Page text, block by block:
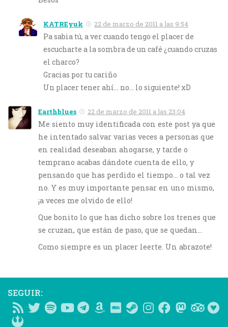
KATREyuk 22 de marzo de 2011 a las 9:54
Pa sabia tú, a ver cuando tengo el placer de
escucharte a la sombra de un café ¿cuando cruzas
el charco?
Gracias por tu cariño
Un placer tener ahí… no… lo siguiente! xD
Earthblues 22 de marzo de 2011 a las 23:04
Me siento muy identificada con este post ya que
he intentado salvar varias veces a personas que
en realidad deseaban ahogarse, y tarde o
temprano acabas dándote cuenta de ello, y
pensando que has perdido el tiempo… o tal vez
no. Y es muy importante pensar en uno mismo,
¡a veces me olvido de ello!
Que bonito lo que has dicho sobre los trenes que
se cruzan, que están de paso, que se quedan…
Como siempre es un placer leerte. Un abrazote!
SEGUIR: